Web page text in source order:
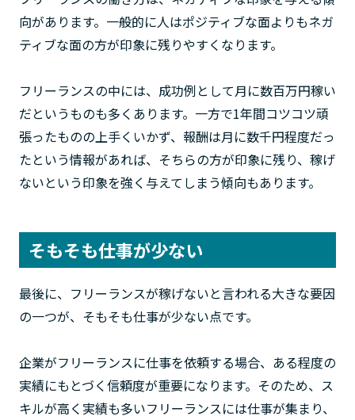
向があります。一般的に人はポジティブな面よりもネガ
ティブな面の方が印象に残りやすくなります。
フリーランスの中には、成功例として月に数百万円稼い
だというものも多くあります。一方で1年間コツコツ頑
張ったものの上手くいかず、報酬は月に数千円程度だっ
たという情報があれば、そちらの方が印象に残り、稼げ
ないという印象を強く与えてしまう傾向もあります。
そもそも仕事が少ない
最後に、フリーランスが稼げないと言われる大きな要因
の一つが、そもそも仕事が少ない点です。
企業がフリーランスに仕事を依頼する場合、ある程度の
実績にもとづく信頼度が重要になります。そのため、ス
キルが高く実績も多いフリーランスには仕事が集まり、